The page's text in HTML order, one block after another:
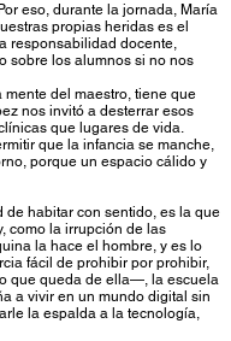
eso, durante la jornada, María
propias heridas es el
responsabilidad docente,
sobre los alumnos si no nos
del maestro, tiene que
nos invitó a desterrar esos
que lugares de vida.
que la infancia se manche,
porque un espacio cálido y
de habitar con sentido, es la que
como la irrupción de las
la hace el hombre, y es lo
fácil de prohibir por prohibir,
que queda de ella—, la escuela
a vivir en un mundo digital sin
la espalda a la tecnología,